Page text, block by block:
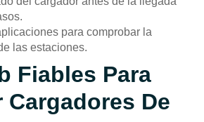
para comprobar la
las estaciones.
Fiables Para
Cargadores De